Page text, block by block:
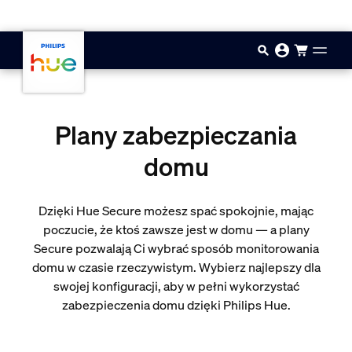
Plany zabezpieczania
domu
Dzięki Hue Secure możesz spać spokojnie, mając
poczucie, że ktoś zawsze jest w domu — a plany
Secure pozwalają Ci wybrać sposób monitorowania
domu w czasie rzeczywistym. Wybierz najlepszy dla
swojej konfiguracji, aby w pełni wykorzystać
zabezpieczenia domu dzięki Philips Hue.